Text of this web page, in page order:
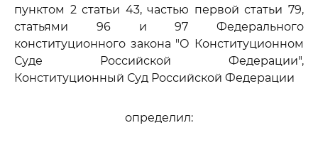
пунктом 2 статьи 43, частью первой статьи 79,
статьями 96 и 97 Федерального
конституционного закона "О Конституционном
Суде Российской Федерации",
Конституционный Суд Российской Федерации
определил: